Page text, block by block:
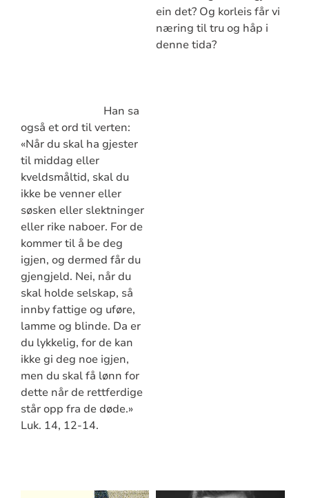
Han sa
også et ord til verten:
«Når du skal ha gjester
til middag eller
kveldsmåltid, skal du
ikke be venner eller
søsken eller slektninger
eller rike naboer. For de
kommer til å be deg
igjen, og dermed får du
gjengjeld. Nei, når du
skal holde selskap, så
innby fattige og uføre,
lamme og blinde. Da er
du lykkelig, for de kan
ikke gi deg noe igjen,
men du skal få lønn for
dette når de rettferdige
står opp fra de døde.»
Luk. 14, 12-14.
ein det? Og korleis får vi
næring til tru og håp i
denne tida?